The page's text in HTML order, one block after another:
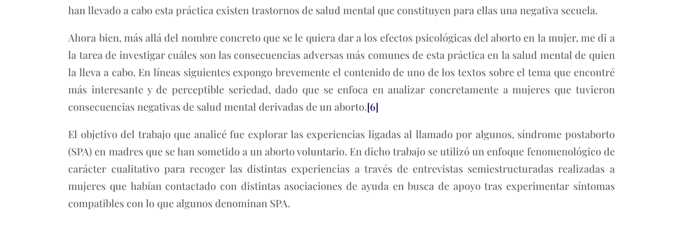
han llevado a cabo esta práctica existen trastornos de salud mental que constituyen para ellas una negativa secuela.
Ahora bien, más allá del nombre concreto que se le quiera dar a los efectos psicológicas del aborto en la mujer, me di a
la tarea de investigar cuáles son las consecuencias adversas más comunes de esta práctica en la salud mental de quien
la lleva a cabo. En líneas siguientes expongo brevemente el contenido de uno de los textos sobre el tema que encontré
más interesante y de perceptible seriedad, dado que se enfoca en analizar concretamente a mujeres que tuvieron
consecuencias negativas de salud mental derivadas de un aborto.[6]
El objetivo del trabajo que analicé fue explorar las experiencias ligadas al llamado por algunos, síndrome postaborto
(SPA) en madres que se han sometido a un aborto voluntario. En dicho trabajo se utilizó un enfoque fenomenológico de
carácter cualitativo para recoger las distintas experiencias a través de entrevistas semiestructuradas realizadas a
mujeres que habían contactado con distintas asociaciones de ayuda en busca de apoyo tras experimentar síntomas
compatibles con lo que algunos denominan SPA.